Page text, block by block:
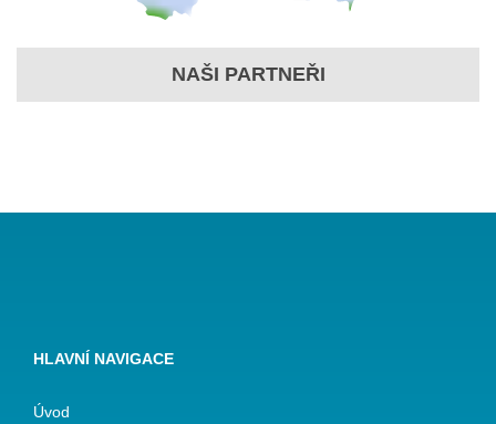
NAŠI PARTNEŘI
HLAVNÍ NAVIGACE
Úvod